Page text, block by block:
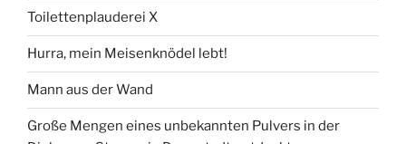
Toilettenplauderei X
Hurra, mein Meisenknödel lebt!
Mann aus der Wand
Große Mengen eines unbekannten Pulvers in der